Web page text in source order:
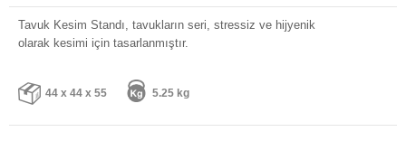
Tavuk Kesim Standı, tavukların seri, stressiz ve hijyenik
olarak kesimi için tasarlanmıştır.
44 x 44 x 55 5.25 kg